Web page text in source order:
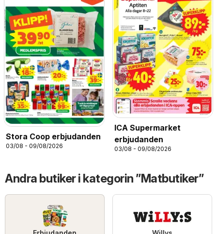
Stora Coop erbjudanden
03/08 - 09/08/2026
ICA Supermarket
erbjudanden
03/08 - 09/08/2026
Andra butiker i kategorin ”Matbutiker”